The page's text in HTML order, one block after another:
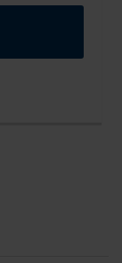
calle,
libre.